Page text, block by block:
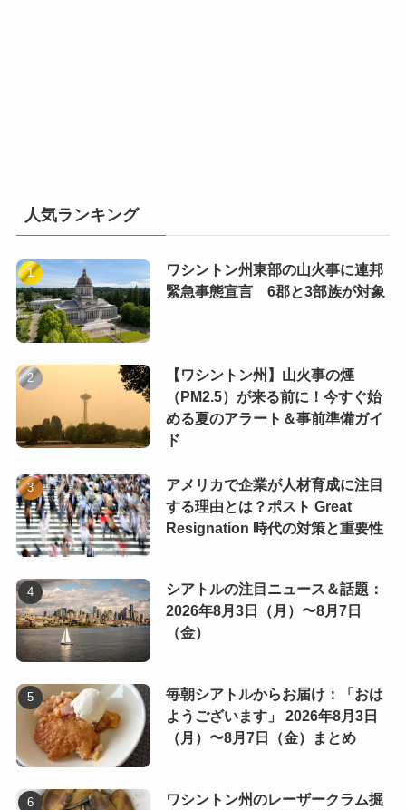
人気ランキング
ワシントン州東部の山火事に連邦
緊急事態宣言 6郡と3部族が対象
【ワシントン州】山火事の煙
（PM2.5）が来る前に！今すぐ始
める夏のアラート＆事前準備ガイ
ド
アメリカで企業が人材育成に注目
する理由とは？ポスト Great
Resignation 時代の対策と重要性
シアトルの注目ニュース＆話題：
2026年8月3日（月）〜8月7日
（金）
毎朝シアトルからお届け：「おは
ようございます」 2026年8月3日
（月）〜8月7日（金）まとめ
ワシントン州のレーザークラム掘